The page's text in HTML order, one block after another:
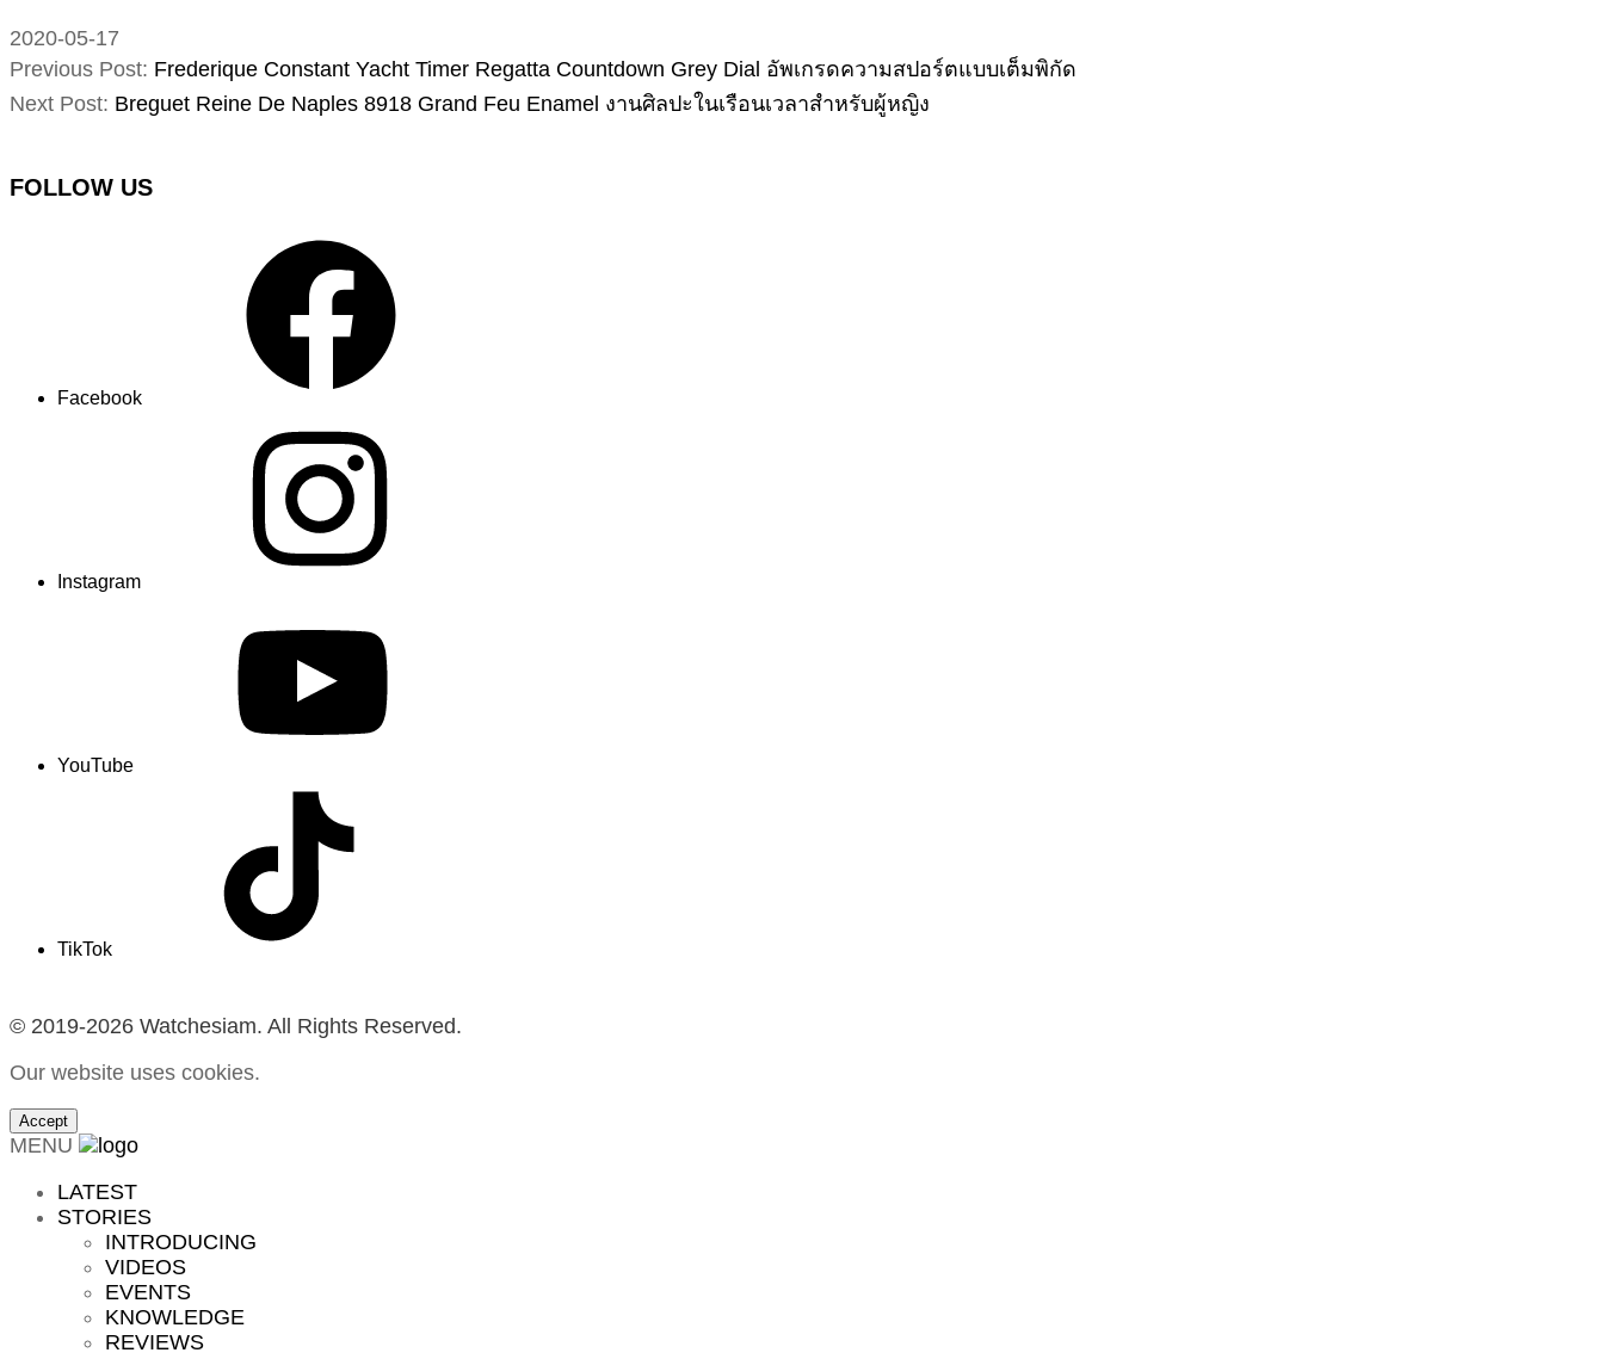
2020-05-17
Previous Post: Frederique Constant Yacht Timer Regatta Countdown Grey Dial อัพเกรดความสปอร์ตแบบเต็มพิกัด
Next Post: Breguet Reine De Naples 8918 Grand Feu Enamel งานศิลปะในเรือนเวลาสำหรับผู้หญิง
FOLLOW US
Facebook
Instagram
YouTube
TikTok
© 2019-2026 Watchesiam. All Rights Reserved.
Our website uses cookies.
Accept
MENU
LATEST
STORIES
INTRODUCING
VIDEOS
EVENTS
KNOWLEDGE
REVIEWS